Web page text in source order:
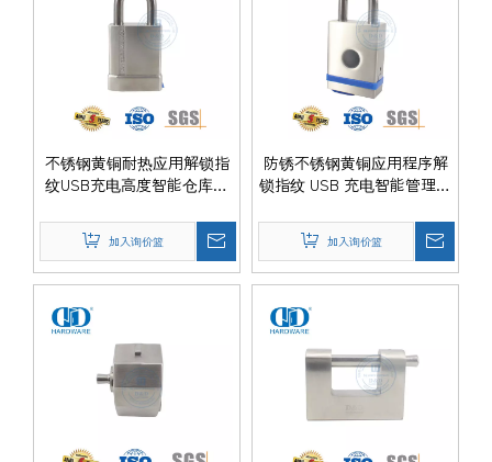
不锈钢黄铜耐热应用解锁指
纹USB充电高度智能仓库门
50mm
加入询价篮
防锈不锈钢黄铜应用程序解
锁指纹 USB 充电智能管理外
55mm
加入询价篮